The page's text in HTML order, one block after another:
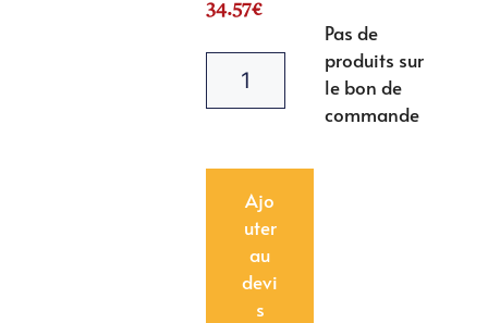
34.57€
Ajo
uter
au
devi
s
Pas de
produits sur
le bon de
commande